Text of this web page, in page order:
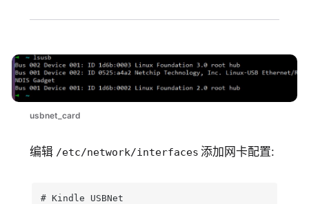
usbnet_card
编辑 /etc/network/interfaces 添加网卡配置:
# Kindle USBNet